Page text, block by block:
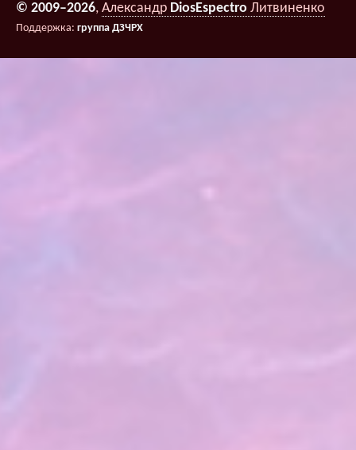
© 2009–2026, Александр DiosEspectro Литвиненко
Поддержка: группа ДЗЧРХ